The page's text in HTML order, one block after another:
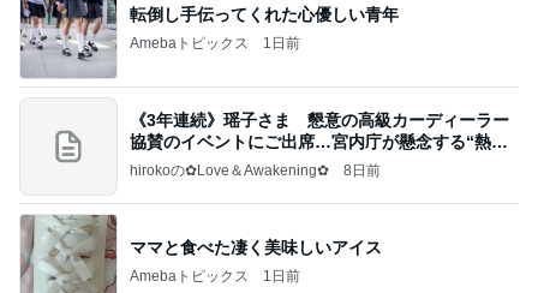
転倒し手伝ってくれた心優しい青年
Amebaトピックス 1日前
《3年連続》瑶子さま 懇意の高級カーディーラー
協賛のイベントにご出席…宮内庁が懸念する“熱心
すぎ
hirokoの✿Love＆Awakening✿ 8日前
ママと食べた凄く美味しいアイス
Amebaトピックス 1日前